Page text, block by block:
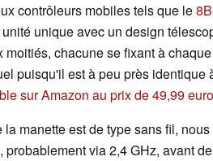
contrôleurs mobiles tels que le
unique avec un design
moitiés, chacune se fixant à
puisqu'il est à peu près identique
sur Amazon au prix de 49,99
la manette est de type sans fil,
probablement via 2,4 GHz, avant